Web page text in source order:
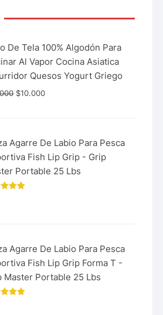
De Tela 100% Algodón Para
Al Vapor Cocina Asiatica
Quesos Yogurt Griego
$10.000
Agarre De Labio Para Pesca
Fish Lip Grip - Grip
Portable 25 Lbs
Agarre De Labio Para Pesca
Fish Lip Grip Forma T -
Master Portable 25 Lbs